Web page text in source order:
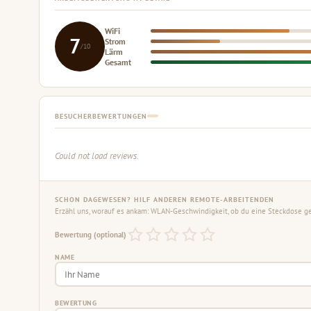
7/10
WiFi
Strom
Lärm
Gesamt
BESUCHERBEWERTUNGEN
Could not load reviews.
SCHON DAGEWESEN? HILF ANDEREN REMOTE-ARBEITENDEN
Erzähl uns, worauf es ankam: WLAN-Geschwindigkeit, ob du eine
Bewertung (optional)
NAME
BEWERTUNG